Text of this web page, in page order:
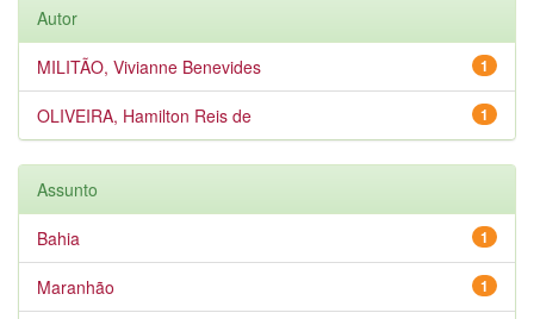
Autor
1
MILITÃO, Vivianne Benevides
1
OLIVEIRA, Hamilton Reis de
Assunto
1
Bahia
1
Maranhão